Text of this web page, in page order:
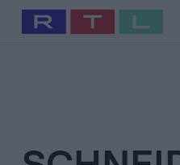
Babits Marcella Szellő